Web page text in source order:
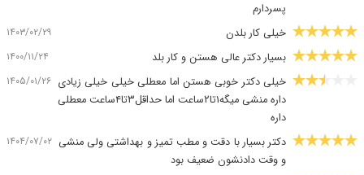
پسردارم
خیلی کار بلدن
۱۴۰۳/۰۲/۲۹
بسیار دکتر عالی هستن و کار بلد ۱۴۰۰/۱۱/۲۴
خیلی دکتر خوبی هستن اما معطلی خیلی خیلی زیادی
داره منشی میگه۱تا۲ساعت اما حداقل۳تا۴ساعت معطلی
داره
۱۴۰۵/۰۱/۲۶
دکتر بسیار با دقت و مطب تمیز و بهداشتی ولی منشی
و وقت دادنشون ضعیف بود
۱۴۰۴/۰۷/۰۲